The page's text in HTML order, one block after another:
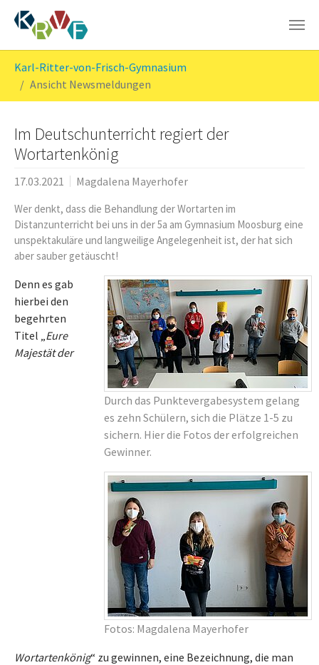
Karl-Ritter-von-Frisch-Gymnasium
Ansicht Newsmeldungen
Im Deutschunterricht regiert der
Wortartenkönig
17.03.2021 Magdalena Mayerhofer
Wer denkt, dass die Behandlung der Wortarten im
Distanzunterricht bei uns in der 5a am Gymnasium Moosburg eine
unspektakuläre und langweilige Angelegenheit ist, der hat sich
aber sauber getäuscht!
Durch das Punktevergabesystem gelang
es zehn Schülern, sich die Plätze 1-5 zu
sichern. Hier die Fotos der erfolgreichen
Gewinner.
Fotos: Magdalena Mayerhofer
Denn es gab
hierbei den
begehrten
Titel „Eure
Majestät der
Wortartenkönig“ zu gewinnen, eine Bezeichnung, die man